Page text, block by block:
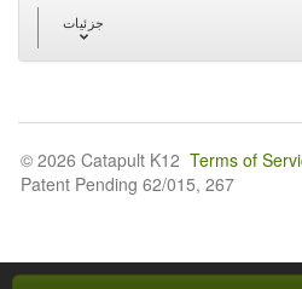
جزئیات
© 2026 Catapult K12 Terms of
Patent Pending 62/015, 267